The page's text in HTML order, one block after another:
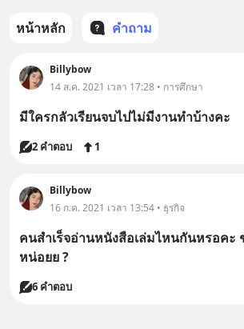
หน้าหลัก คำถาม
Billybow
14 ส.ค. 2021 เวลา 17:28 • การศึกษา
มีใครกลัวเรียนจบไปไม่มีงานทำบ้างคะ
2 คำตอบ 1
Billybow
16 ก.ค. 2021 เวลา 13:54 • ธุรกิจ
คนสำเร็จอ่านหนังสือเล่มไหนกันหรอคะ
หน่อยย ?
6 คำตอบ